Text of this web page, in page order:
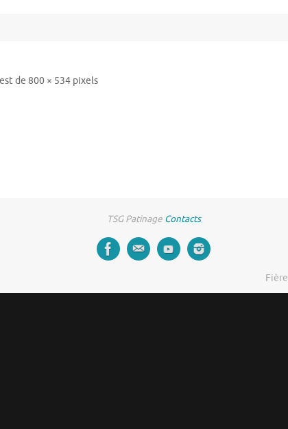
de800 × 534 pixels
TSG Patinage Contacts